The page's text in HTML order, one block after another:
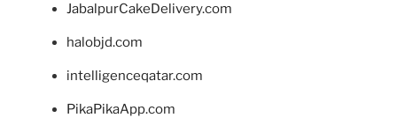
JabalpurCakeDelivery.com
halobjd.com
intelligenceqatar.com
PikaPikaApp.com